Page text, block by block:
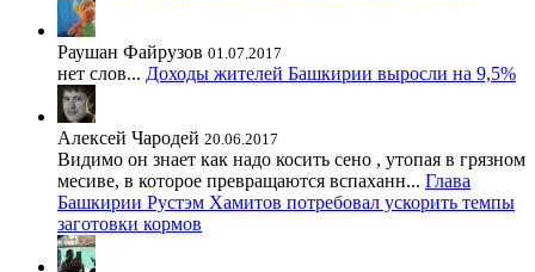
Раушан Файрузов 01.07.2017
нет слов... Доходы жителей Башкирии выросли на 9,5%
Алексей Чародей 20.06.2017
Видимо он знает как надо косить сено , утопая в грязном
месиве, в которое превращаются вспаханн... Глава
Башкирии Рустэм Хамитов потребовал ускорить темпы
заготовки кормов